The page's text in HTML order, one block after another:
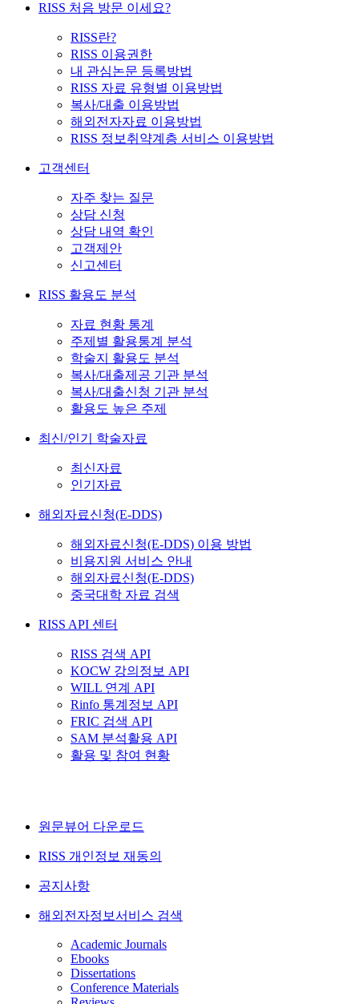
RISS 처음 방문 이세요?
RISS란?
RISS 이용권한
내 관심논문 등록방법
RISS 자료 유형별 이용방법
복사/대출 이용방법
해외전자자료 이용방법
RISS 정보취약계층 서비스 이용방법
고객센터
자주 찾는 질문
상담 신청
상담 내역 확인
고객제안
신고센터
RISS 활용도 분석
자료 현황 통계
주제별 활용통계 분석
학술지 활용도 분석
복사/대출제공 기관 분석
복사/대출신청 기관 분석
활용도 높은 주제
최신/인기 학술자료
최신자료
인기자료
해외자료신청(E-DDS)
해외자료신청(E-DDS) 이용 방법
비용지원 서비스 안내
해외자료신청(E-DDS)
중국대학 자료 검색
RISS API 센터
RISS 검색 API
KOCW 강의정보 API
WILL 연계 API
Rinfo 통계정보 API
FRIC 검색 API
SAM 분석활용 API
활용 및 참여 현황
원문뷰어 다운로드
RISS 개인정보 재동의
공지사항
해외전자정보서비스 검색
Academic Journals
Ebooks
Dissertations
Conference Materials